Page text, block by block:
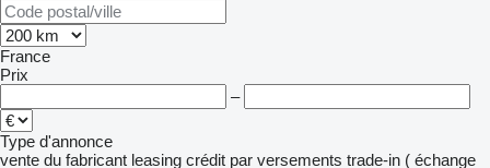
France
Prix
–
Type d'annonce
vente du fabricant leasing crédit par versements trade-in ( échange